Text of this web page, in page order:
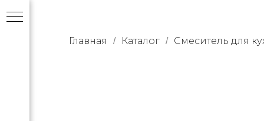
Главная / Каталог / Смеситель для